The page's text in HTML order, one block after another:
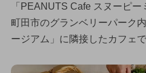
「PEANUTS Cafe スヌーピ
町田市のグランベリーパーク
ージアム」に隣接したカフェで